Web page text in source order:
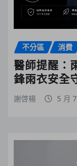
不分區 消費
醫師提醒：
鋒雨衣安全
謝啓楊 5 月